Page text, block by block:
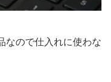
なので仕入れに使わな